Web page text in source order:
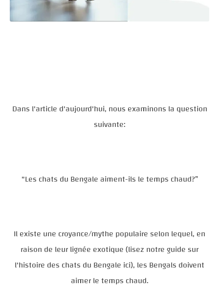
Dans l'article d'aujourd'hui, nous examinons la question
suivante:
"Les chats du Bengale aiment-ils le temps chaud?”
Il existe une croyance/mythe populaire selon lequel, en
raison de leur lignée exotique (lisez notre guide sur
l'histoire des chats du Bengale ici), les Bengals doivent
aimer le temps chaud.